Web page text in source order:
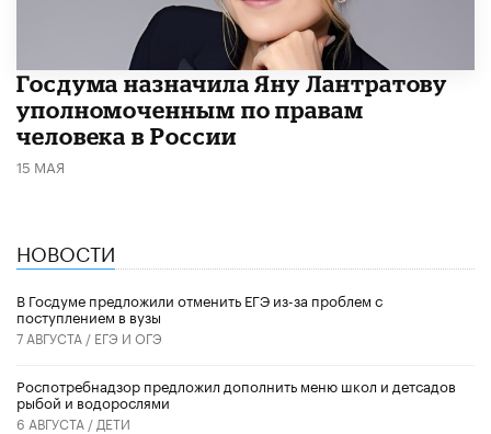
Госдума назначила Яну Лантратову
уполномоченным по правам
человека в России
15 МАЯ
НОВОСТИ
В Госдуме предложили отменить ЕГЭ из-за проблем с
поступлением в вузы
7 АВГУСТА / ЕГЭ И ОГЭ
Роспотребнадзор предложил дополнить меню школ и детсадов
рыбой и водорослями
6 АВГУСТА / ДЕТИ